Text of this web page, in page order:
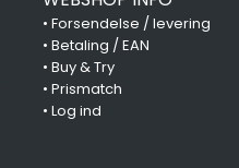
• Forsendelse / levering
• Betaling / EAN
• Buy & Try
• Prismatch
• Log ind